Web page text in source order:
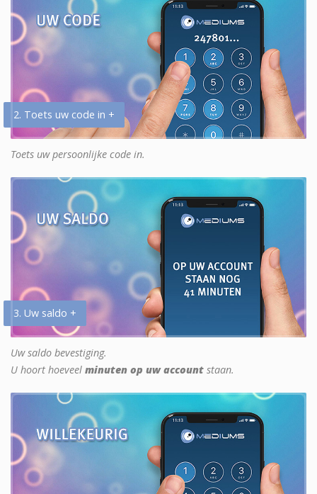
2. Toets uw code in +
Toets uw persoonlijke code in.
3. Uw saldo +
Uw saldo bevestiging.
U hoort hoeveel minuten op uw account staan.